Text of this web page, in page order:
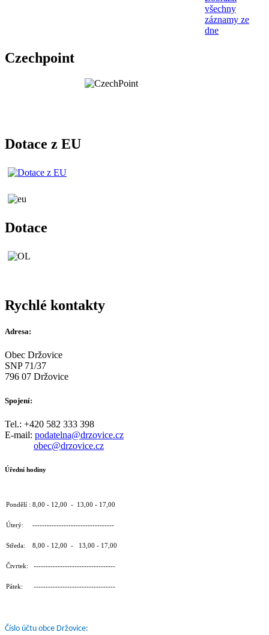
všechny
záznamy ze
dne
Czechpoint
Dotace z EU
Dotace
Rychlé kontakty
Adresa:
Obec Držovice
SNP 71/37
796 07 Držovice
Spojení:
Tel.: +420 582 333 398
E-mail: podatelna@drzovice.cz
obec@drzovice.cz
Úřední hodiny
Pondělí : 8,00 - 12,00 - 13,00 - 17,00
Úterý: ----------------------------------
Středa: 8,00 - 12,00 - 13,00 - 17,00
Čtvrtek: ----------------------------------
Pátek: ----------------------------------
Číslo účtu obce Držovice: